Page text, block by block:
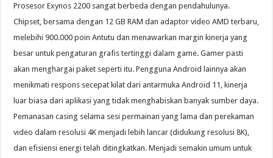
Prosesor Exynos 2200 sangat berbeda dengan pendahulunya.
Chipset, bersama dengan 12 GB RAM dan adaptor video AMD terbaru,
melebihi 900.000 poin Antutu dan menawarkan margin kinerja yang
besar untuk pengaturan grafis tertinggi dalam game. Gamer pasti
akan menghargai paket seperti itu. Pengguna Android lainnya akan
menikmati respons secepat kilat dari antarmuka Android 11, kinerja
luar biasa dari aplikasi yang tidak menghabiskan banyak sumber daya.
Pemanasan casing selama sesi permainan yang lama dan perekaman
video dalam resolusi 4K menjadi lebih lancar (didukung resolusi 8K),
dan efisiensi energi telah ditingkatkan. Menjadi semakin umum untuk